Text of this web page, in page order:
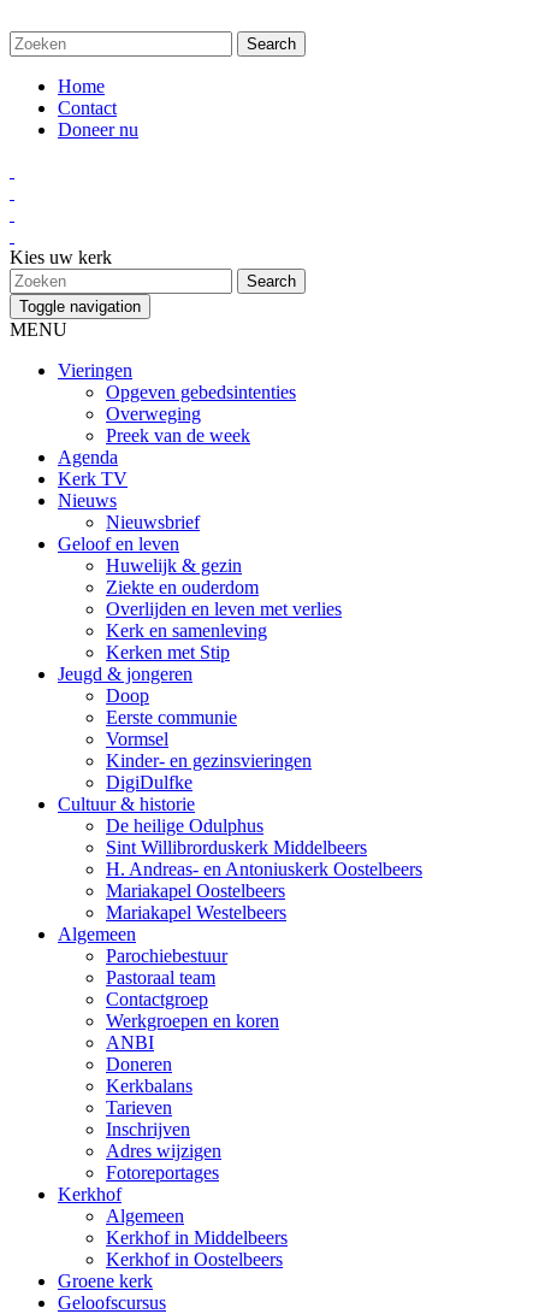
Home
Contact
Doneer nu
Kies uw kerk
Toggle navigation
MENU
Vieringen
Opgeven gebedsintenties
Overweging
Preek van de week
Agenda
Kerk TV
Nieuws
Nieuwsbrief
Geloof en leven
Huwelijk & gezin
Ziekte en ouderdom
Overlijden en leven met verlies
Kerk en samenleving
Kerken met Stip
Jeugd & jongeren
Doop
Eerste communie
Vormsel
Kinder- en gezinsvieringen
DigiDulfke
Cultuur & historie
De heilige Odulphus
Sint Willibrorduskerk Middelbeers
H. Andreas- en Antoniuskerk Oostelbeers
Mariakapel Oostelbeers
Mariakapel Westelbeers
Algemeen
Parochiebestuur
Pastoraal team
Contactgroep
Werkgroepen en koren
ANBI
Doneren
Kerkbalans
Tarieven
Inschrijven
Adres wijzigen
Fotoreportages
Kerkhof
Algemeen
Kerkhof in Middelbeers
Kerkhof in Oostelbeers
Groene kerk
Geloofscursus